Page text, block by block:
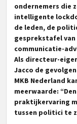
ondernemers die
intelligente
de leden, de
gesprekstafel van
communicatie-
Als directeur-
Jacco de
MKB Nederland
meerwaarde:
praktijkervaring
tussen politici te